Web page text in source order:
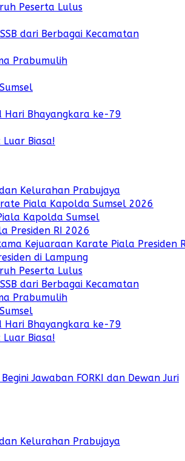
Peserta Lulus
dari Berbagai Kecamatan
Prabumulih
Bhayangkara ke-79
Biasa!
Kelurahan Prabujaya
Piala Kapolda Sumsel 2026
Kapolda Sumsel
Presiden RI 2026
Kejuaraan Karate Piala Presiden
di Lampung
Peserta Lulus
dari Berbagai Kecamatan
Prabumulih
Bhayangkara ke-79
Biasa!
Jawaban FORKI dan Dewan Juri
Kelurahan Prabujaya